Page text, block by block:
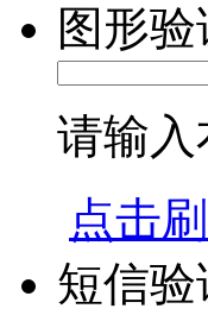
图形验
请输入
点击
短信验